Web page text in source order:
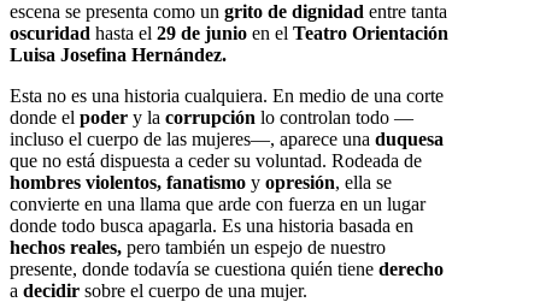
escena se presenta como un grito de dignidad entre tanta
oscuridad hasta el 29 de junio en el Teatro Orientación
Luisa Josefina Hernández.
Esta no es una historia cualquiera. En medio de una corte
donde el poder y la corrupción lo controlan todo —
incluso el cuerpo de las mujeres—, aparece una duquesa
que no está dispuesta a ceder su voluntad. Rodeada de
hombres violentos, fanatismo y opresión, ella se
convierte en una llama que arde con fuerza en un lugar
donde todo busca apagarla. Es una historia basada en
hechos reales, pero también un espejo de nuestro
presente, donde todavía se cuestiona quién tiene derecho
a decidir sobre el cuerpo de una mujer.